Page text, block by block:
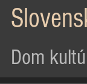
Dom